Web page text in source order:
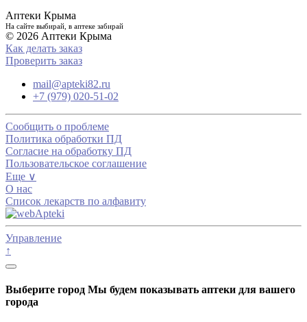
Аптеки Крыма
На сайте выбирай, в аптеке забирай
© 2026 Аптеки Крыма
Как делать заказ
Проверить заказ
mail@apteki82.ru
+7 (979) 020-51-02
Сообщить о проблеме
Политика обработки ПД
Согласие на обработку ПД
Пользовательское соглашение
Еще ∨
О нас
Список лекарств по алфавиту
Управление
↑
Выберите город Мы будем показывать аптеки для вашего
города